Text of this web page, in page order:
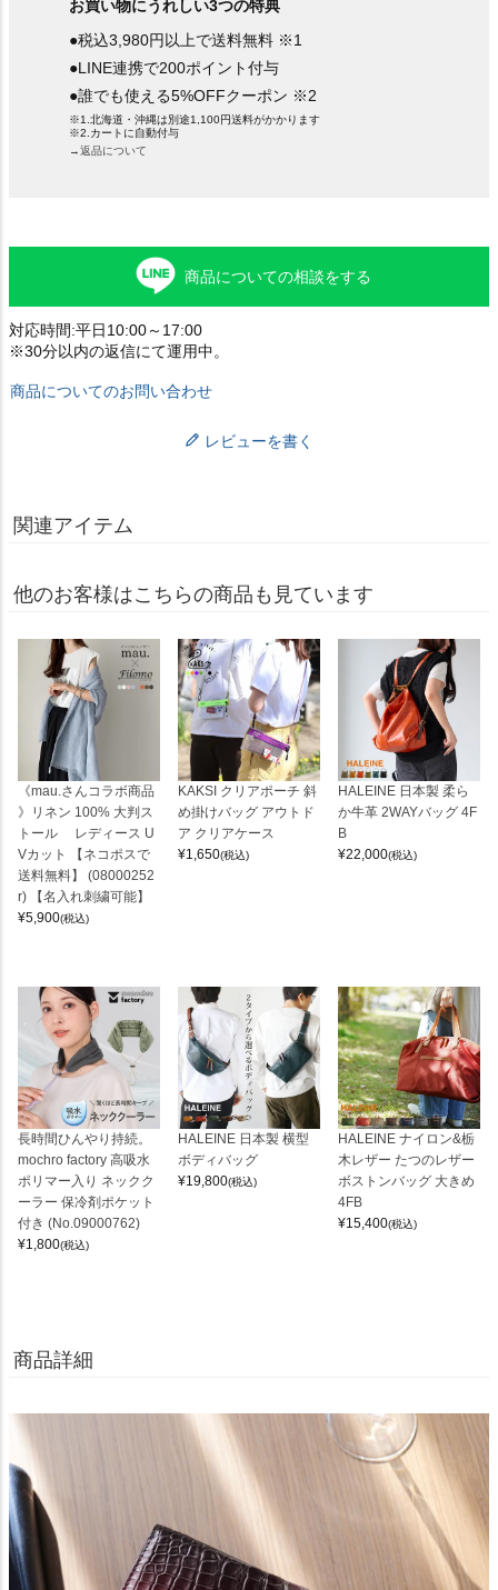
お買い物にうれしい3つの特典
●税込3,980円以上で送料無料 ※1
●LINE連携で200ポイント付与
●誰でも使える5%OFFクーポン ※2
※1.北海道・沖縄は別途1,100円送料がかかります
※2.カートに自動付与
→返品について
商品についての相談をする
対応時間:平日10:00～17:00
※30分以内の返信にて運用中。
商品についてのお問い合わせ
レビューを書く
関連アイテム
他のお客様はこちらの商品も見ています
《mau.さんコラボ商品
》リネン 100% 大判ス
トール レディース U
Vカット 【ネコポスで
送料無料】 (08000252
r) 【名入れ刺繍可能】
¥5,900(税込)
KAKSI クリアポーチ 斜
め掛けバッグ アウトド
ア クリアケース
¥1,650(税込)
HALEINE 日本製 柔ら
か牛革 2WAYバッグ 4F
B
¥22,000(税込)
長時間ひんやり持続。
mochro factory 高吸水
ポリマー入り ネックク
ーラー 保冷剤ポケット
付き (No.09000762)
¥1,800(税込)
HALEINE 日本製 横型
ボディバッグ
¥19,800(税込)
HALEINE ナイロン&栃
木レザー たつのレザー
ボストンバッグ 大きめ
4FB
¥15,400(税込)
商品詳細